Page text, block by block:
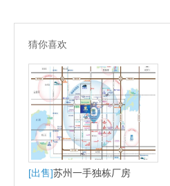
猜你喜欢
[出售]苏州一手独栋厂房